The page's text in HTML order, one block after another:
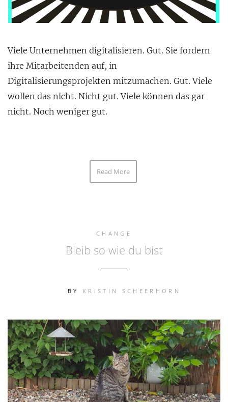
Viele Unternehmen digitalisieren. Gut. Sie fordern
ihre Mitarbeitenden auf, in
Digitalisierungsprojekten mitzumachen. Gut. Viele
wollen das nicht. Nicht gut. Viele können das gar
nicht. Noch weniger gut.
Read More
CHANGE
Bleib so wie du bist
BY KRISTIN SCHEERHORN